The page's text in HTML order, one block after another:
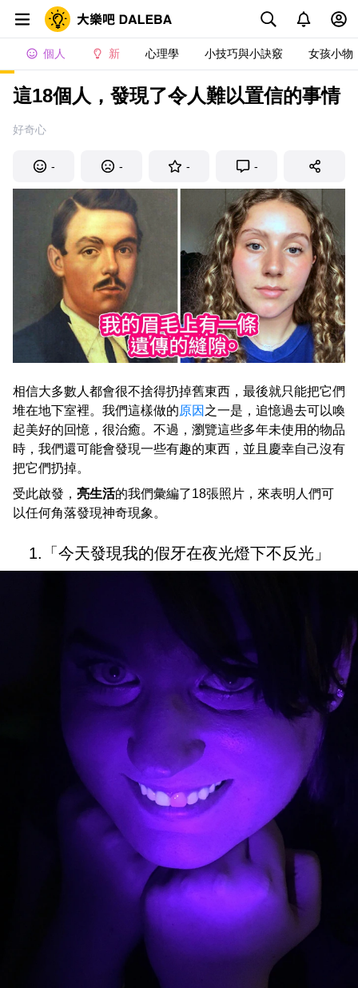
個人 新 心理學 小技巧與小訣竅 女孩小物
這18個人，發現了令人難以置信的事情
好奇心
- - - -
相信大多數人都會很不捨得扔掉舊東西，最後就只能把它們
堆在地下室裡。我們這樣做的原因 之一是，追憶過去可以喚
起美好的回憶，很治癒。不過，瀏覽這些多年未使用的物品
時，我們還可能會發現一些有趣的東西，並且慶幸自己沒有
把它們扔掉。
受此啟發， 亮生活的我們彙編了18張照片，來表明人們可
以任何角落發現神奇現象。
1.「今天發現我的假牙在夜光燈下不反光」